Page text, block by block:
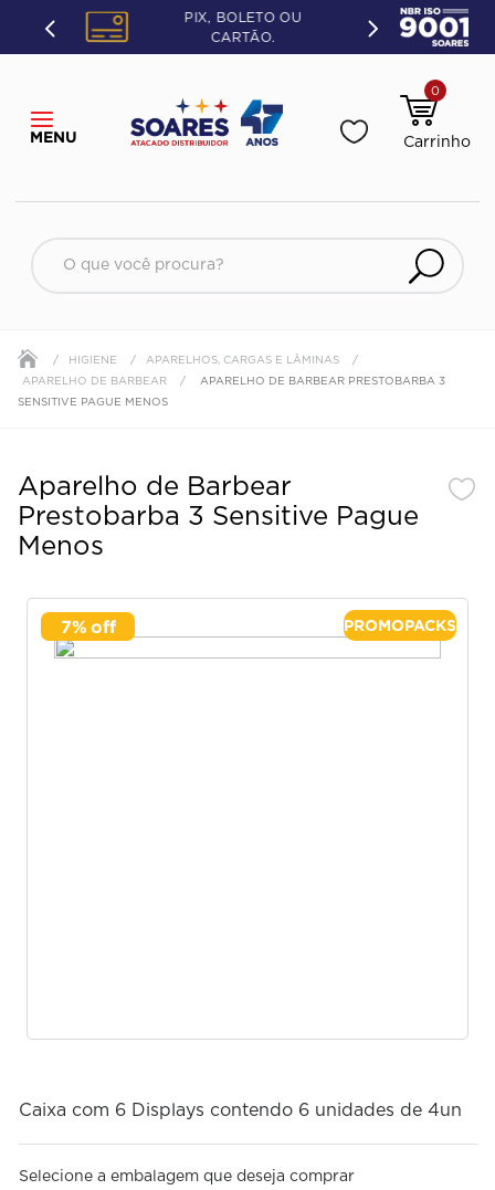
PIX, BOLETO OU
CARTÃO.
0
O que você procura?
HIGIENE
APARELHOS, CARGAS E LÂMINAS
APARELHO DE BARBEAR
APARELHO DE BARBEAR PRESTOBARBA 3
SENSITIVE PAGUE MENOS
Aparelho de Barbear
Prestobarba 3 Sensitive Pague
Menos
PROMOPACKS
7%
Caixa com 6 Displays contendo 6 unidades de 4un
Selecione a embalagem que deseja comprar